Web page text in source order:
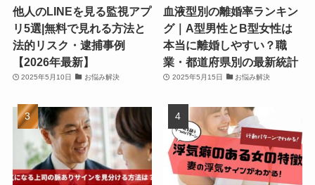
他人のLINEを見る監視アプ
リ5選|無料で見れる方法と
法的リスク・逮捕事例
【2026年最新】
2025年5月10日 お悩み解決
血液型別の離婚率ランキン
グ｜A型男性とB型女性は
本当に離婚しやすい？職
業・都道府県別の最新統計
2025年5月15日 お悩み解決